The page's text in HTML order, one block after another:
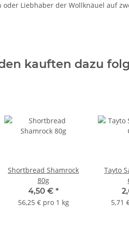
Liebhaber der Wollknäuel auf
kauften dazu
Shortbread Shamrock
80g
4,50 € *
56,25 € pro 1 kg
Tayto
5,71